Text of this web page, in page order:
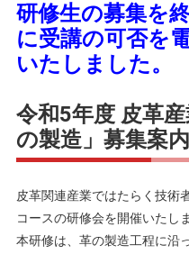
研修生の募集を
に受講の可否を
いたしました。
令和5年度 皮革
の製造」募集案内
皮革関連産業ではたらく技術
コースの研修会を開催いたし
本研修は、革の製造工程に沿